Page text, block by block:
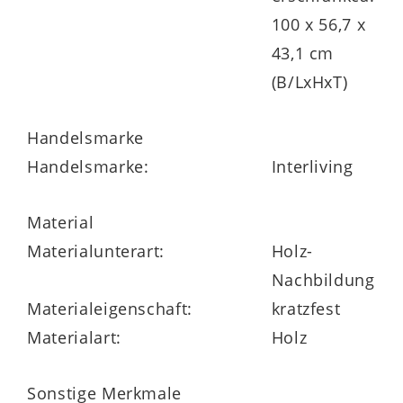
Rundumsicht für die tägliche Pflege. Im
Inneren sorgen vier höhenverstellbare
Glasböden für flexibel nutzbaren
Profilleiste unterstreicht den hochwertigen
Charakter des Schranks. Die Maße
betragen ca. 100 x 72 x 21 cm (B/LxHxT)
und sind optimal auf moderne
Waschplatzlösungen abgestimmt –
100 x 56,7 x
43,1 cm
(B/LxHxT)
Handelsmarke
Handelsmarke:
Interliving
Material
Materialunterart:
Holz-
Nachbildung
Materialeigenschaft:
kratzfest
Materialart:
Holz
Sonstige Merkmale